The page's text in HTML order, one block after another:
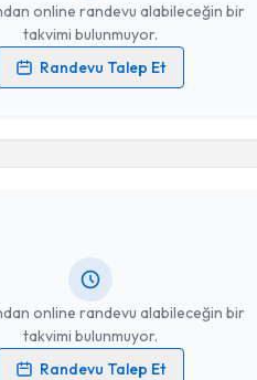
online randevu alabileceğin bir
takvimi bulunmuyor.
Randevu Talep Et
işlenmesine ilişkinAydınlatma Metni
ediyorum.
online randevu alabileceğin bir
takvimi bulunmuyor.
Randevu Talep Et
Talebi